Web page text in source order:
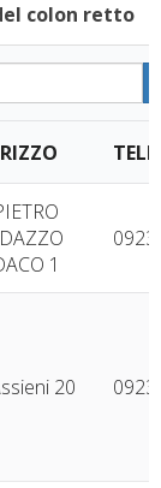
colon retto
1
20